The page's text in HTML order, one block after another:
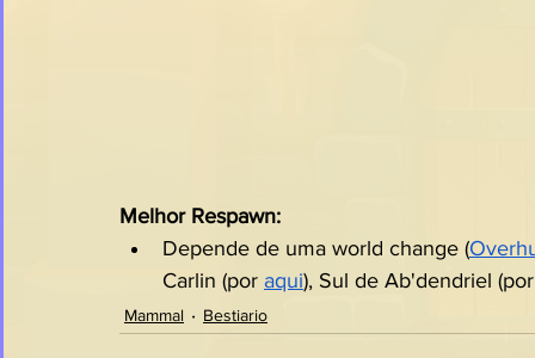
Melhor Respawn:
Depende de uma world change (
Carlin (por aqui), Sul de Ab'dendriel
Mammal Bestiario